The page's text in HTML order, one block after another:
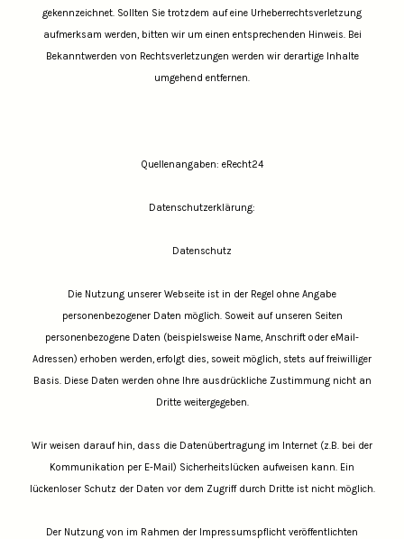
gekennzeichnet. Sollten Sie trotzdem auf eine Urheberrechtsverletzung
aufmerksam werden, bitten wir um einen entsprechenden Hinweis. Bei
Bekanntwerden von Rechtsverletzungen werden wir derartige Inhalte
umgehend entfernen.
Quellenangaben: eRecht24
Datenschutzerklärung:
Datenschutz
Die Nutzung unserer Webseite ist in der Regel ohne Angabe
personenbezogener Daten möglich. Soweit auf unseren Seiten
personenbezogene Daten (beispielsweise Name, Anschrift oder eMail-
Adressen) erhoben werden, erfolgt dies, soweit möglich, stets auf freiwilliger
Basis. Diese Daten werden ohne Ihre ausdrückliche Zustimmung nicht an
Dritte weitergegeben.
Wir weisen darauf hin, dass die Datenübertragung im Internet (z.B. bei der
Kommunikation per E-Mail) Sicherheitslücken aufweisen kann. Ein
lückenloser Schutz der Daten vor dem Zugriff durch Dritte ist nicht möglich.
Der Nutzung von im Rahmen der Impressumspflicht veröffentlichten